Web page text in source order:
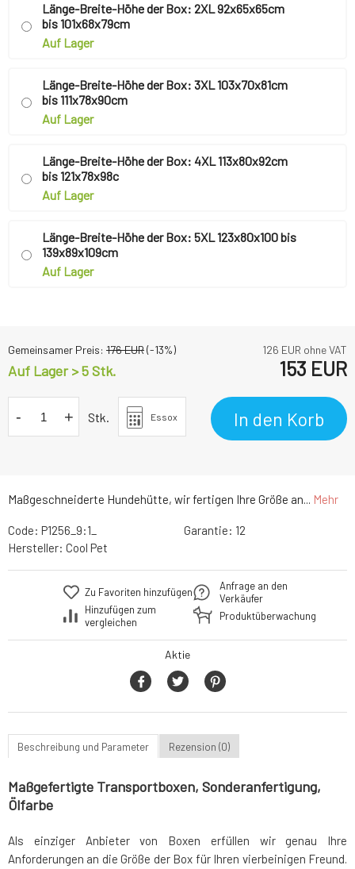
Maßgeschneiderte Hundehütte, wir fertigen Ihre Größe an... Mehr
Länge-Breite-Höhe der Box: 2XL 92x65x65cm
bis 101x68x79cm
Auf Lager
Länge-Breite-Höhe der Box: 3XL 103x70x81cm
bis 111x78x90cm
Auf Lager
Länge-Breite-Höhe der Box: 4XL 113x80x92cm
bis 121x78x98c
Auf Lager
Länge-Breite-Höhe der Box: 5XL 123x80x100 bis
139x89x109cm
Auf Lager
Gemeinsamer Preis: 176EUR(-13%) 126 EUR ohne VAT
Auf Lager > 5 Stk. 153 EUR
- + Stk. Essox In den Korb
Code: P1256_9:1_ Garantie: 12
Hersteller: Cool Pet
Zu Favoriten hinzufügen
Hinzufügen zum
vergleichen
Anfrage an den
Verkäufer
Produktüberwachung
Aktie
Beschreibung und Parameter Rezension (0)
Maßgefertigte Transportboxen, Sonderanfertigung,
Ölfarbe
Als einziger Anbieter von Boxen erfüllen wir genau Ihre
Anforderungen an die Größe der Box für Ihren vierbeinigen Freund.